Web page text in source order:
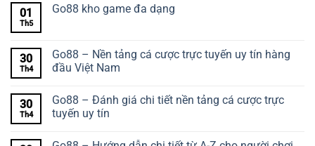
01
Th5
Go88 kho game đa dạng
30
Th4
Go88 – Nền tảng cá cược trực tuyến uy tín hàng
đầu Việt Nam
30
Th4
Go88 – Đánh giá chi tiết nền tảng cá cược trực
tuyến uy tín